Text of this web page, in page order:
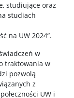
studiujące oraz
studiach
na UW 2024”.
w
traktowania w
pozwolą
z
UW i